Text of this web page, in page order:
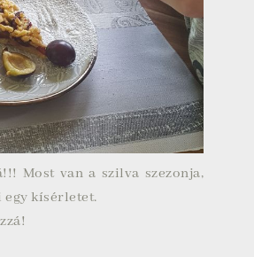
Most van a szilva szezonja,
egy kísérletet.